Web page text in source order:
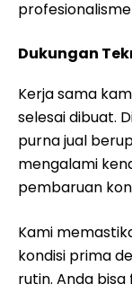
Dukungan
Kerja sama
selesai dibuat.
purna jual
mengalami
pembaruan
Kami
kondisi prima
rutin. Anda